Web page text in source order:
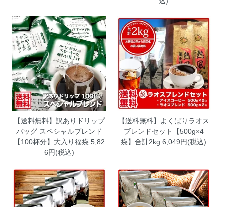
【送料無料】訳ありドリップ
バッグ スペシャルブレンド
【100杯分】大入り福袋 5,82
6円(税込)
【送料無料】よくばりラオス
ブレンドセット【500g×4
袋】合計2kg 6,049円(税込)